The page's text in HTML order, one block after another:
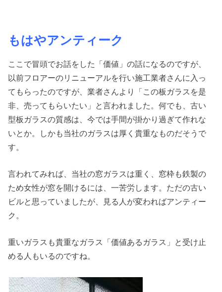
もはやアンティーク
ここで冒頭でお話をした「価値」の話になるのですが、
以前フロアーのリニューアルを行い施工業者さんに入っ
てもらったのですが、業者さんより「この板ガラスを是
非、売ってもらいたい」と言われました。何でも、古い
型板ガラスの質感は、今では手間が掛かり過ぎて作れな
いとか。しかも当社のガラスは厚く貴重なものだそうで
す。
言われてみれば、当社の窓ガラスは重く、窓枠も鉄製の
ため女性が窓を開けるには、一苦労します。ただの古い
ビルと思っていましたが、見る人が変わればアンティー
ク。
重いガラスも貴重なガラス「価値あるガラス」と受け止
める人もいるのですね。